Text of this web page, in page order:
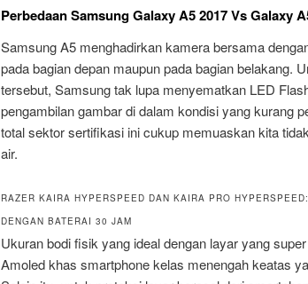
Perbedaan Samsung Galaxy A5 2017 Vs Galaxy
Samsung A5 menghadirkan kamera bersama
pada bagian depan maupun pada bagian belakang.
tersebut, Samsung tak lupa menyematkan LED
pengambilan gambar di dalam kondisi yang kurang
total sektor sertifikasi ini cukup memuaskan kita
air.
RAZER KAIRA HYPERSPEED DAN KAIRA PRO
DENGAN BATERAI 30 JAM
Ukuran bodi fisik yang ideal dengan layar yang
Amoled khas smartphone kelas menengah keatas